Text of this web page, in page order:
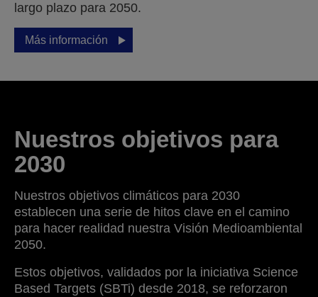
largo plazo para 2050.
Más información
Nuestros objetivos para
2030
Nuestros objetivos climáticos para 2030
establecen una serie de hitos clave en el camino
para hacer realidad nuestra Visión Medioambiental
2050.
Estos objetivos, validados por la iniciativa Science
Based Targets (SBTi) desde 2018, se reforzaron